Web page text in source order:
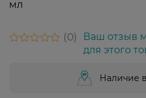
мл
0
Ваш отзыв
для этого
Наличие